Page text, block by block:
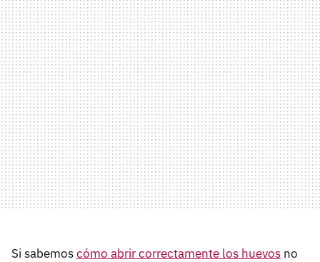
Si sabemoscómo abrir correctamente los huevos no